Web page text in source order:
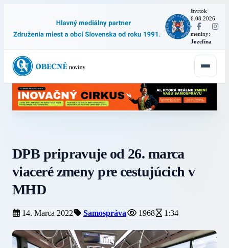
štvrtok
6.08.2026
·
meniny:
Jozefína
DPB pripravuje od 26. marca
viaceré zmeny pre cestujúcich v
MHD
14. Marca 2022 Samospráva 1968 1:34